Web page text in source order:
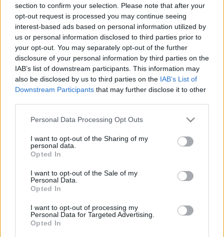
section to confirm your selection. Please note that after your
opt-out request is processed you may continue seeing
interest-based ads based on personal information utilized by
us or personal information disclosed to third parties prior to
your opt-out. You may separately opt-out of the further
disclosure of your personal information by third parties on the
IAB’s list of downstream participants. This information may
also be disclosed by us to third parties on the IAB’s List of
Downstream Participants that may further disclose it to other
Please note that this website/app uses one or more Google
not limited to your visit or usage behaviour. You may click to
grant or deny consent to Google and its third-party tags to
use your data for below specified purposes in below Google
consent section.
Personal Data Processing Opt Outs
I want to opt-out of the Sharing of my
personal data.
Opted In
I want to opt-out of the Sale of my
Personal Data.
Opted In
I want to opt-out of processing my
Personal Data for Targeted Advertising.
Opted In
#allergia #influenza#cukorbetegség
#orvosmeteorológia#vérnyomás #stroke#rákbetegség
#pajzsmirigy#reflux#ekcéma#herpesz
Regisztráció
Takarítás
Takarítás